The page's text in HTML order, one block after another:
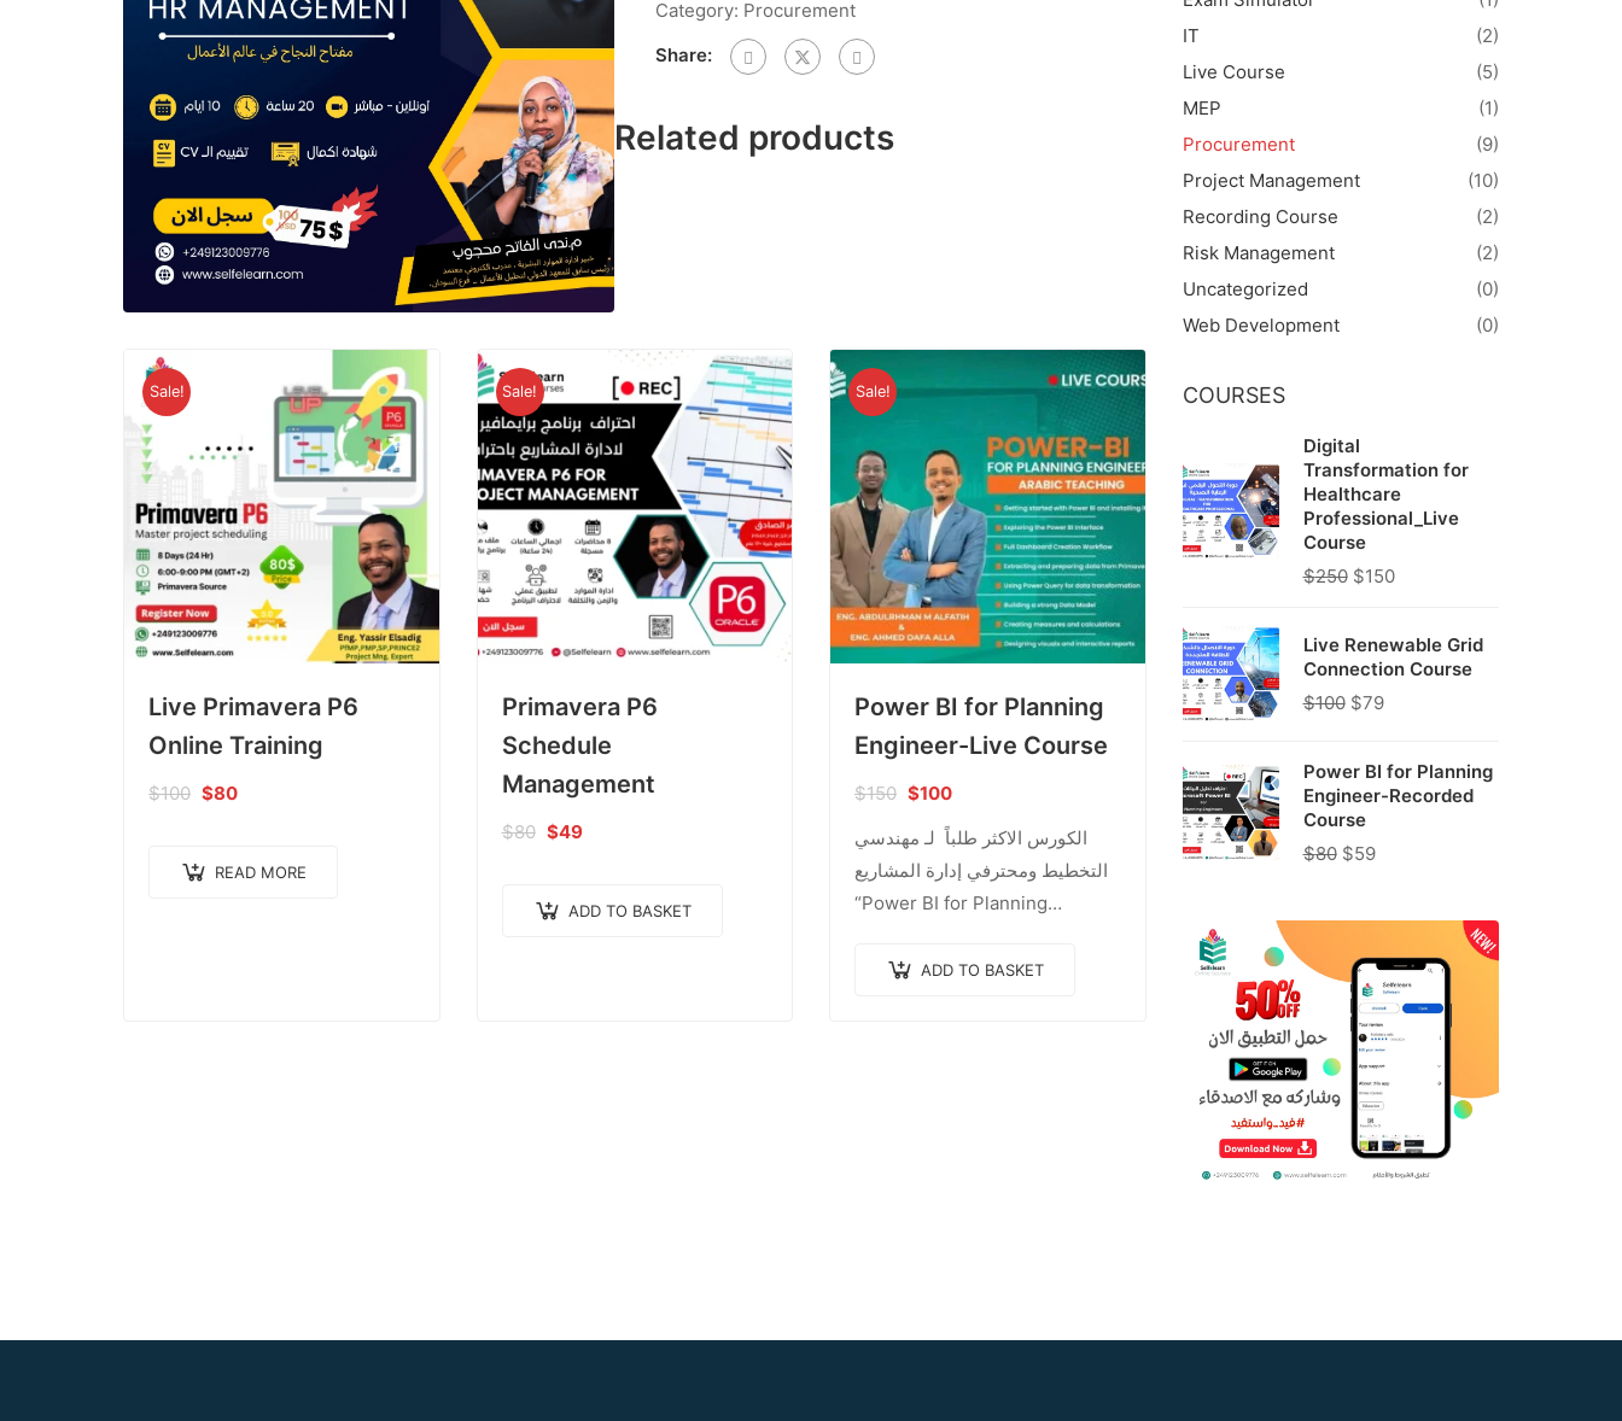
Category: Procurement
Share:
Related products
Sale!
Live Primavera P6
Online Training
$100 $80
READ MORE
Sale!
Primavera P6
Schedule
Management
$80 $49
ADD TO BASKET
Sale!
Power BI for Planning
Engineer-Live Course
$150 $100
الكورس الاكثر طلباً لـ مهندسي
التخطيط ومحترفي إدارة المشاريع
“Power BI for Planning
دفع الله مهندس تخطيط متخصص
ADD TO BASKET
IT
(2)
Live Course
(5)
MEP
(1)
Procurement
(9)
Project Management
(10)
Recording Course
(2)
Risk Management
(2)
Uncategorized
(0)
Web Development
(0)
COURSES
Digital
Transformation for
Healthcare
Professional_Live
Course
$250 $150
Live Renewable Grid
Connection Course
$100 $79
Power BI for Planning
Engineer-Recorded
Course
$80 $59